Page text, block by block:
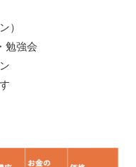
）
勉強会